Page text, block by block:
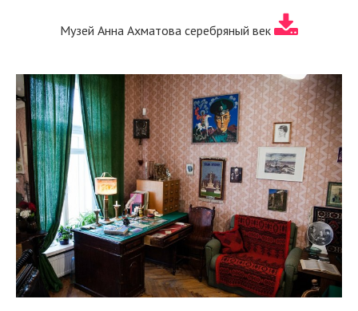
Музей Анна Ахматова серебряный век